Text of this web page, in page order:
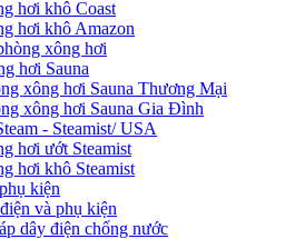
hơi khô Coast
hơi khô Amazon
xông hơi
hơi Sauna
xông hơi Sauna Thương Mại
xông hơi Sauna Gia Đình
- Steamist/ USA
hơi ướt Steamist
hơi khô Steamist
kiện
và phụ kiện
dây điện chống nước